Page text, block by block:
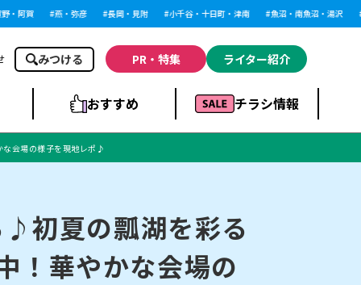
阿賀 燕・弥彦 長岡・見附 小千谷・十日町・津南 魚沼・南魚沼・湯沢
みつける PR・特集 ライター紹介
おすすめ チラシ情報
長岡市・閉店 上越市・開店
館
リラクゼーション・整体
め ラーメンまとめ 飲食店まとめ
会場の様子を現地レポ♪
初夏の瓢湖を彩る
！華やかな会場の